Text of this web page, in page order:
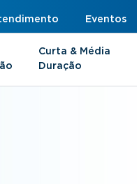
Eventos
Curta & Média
Duração